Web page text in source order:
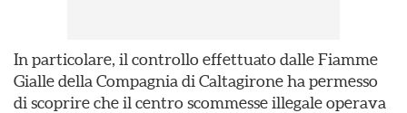
In particolare, il controllo effettuato dalle Fiamme
Gialle della Compagnia di Caltagirone ha permesso
di scoprire che il centro scommesse illegale operava